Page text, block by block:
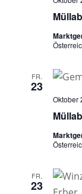
FR.
23
Oktober
FR.
23